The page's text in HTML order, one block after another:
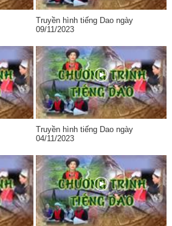
Truyền hình tiếng Dao ngày
09/11/2023
Truyền hình tiếng Dao ngày
04/11/2023